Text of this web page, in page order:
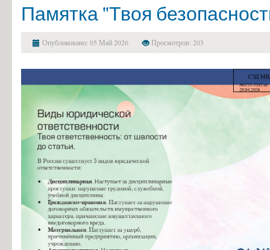
Памятка "Твоя
Опубликовано: 05 Май 2026 Просмотров: 203